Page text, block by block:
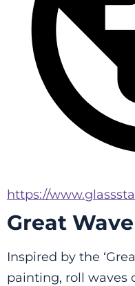
https://
Great
Inspired by the
painting, roll waves